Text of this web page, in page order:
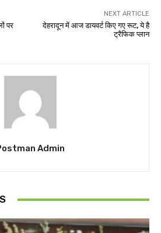
पर
NEXT ARTICLE
देहरादून में आज डायवर्ट किए गए रूट, ये है
ट्रैफिक प्लान
Admin